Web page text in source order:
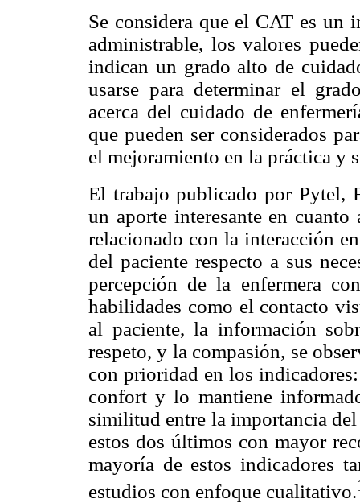
Se considera que el CAT es un
administrable, los valores
indican un grado alto de
usarse para determinar el
acerca del cuidado de
que pueden ser considerados
el mejoramiento en la práctica y
El trabajo publicado por Pytel,
un aporte interesante en
relacionado con la interacción
del paciente respecto a sus
percepción de la enfermera
habilidades como el contacto
al paciente, la información
respeto, y la compasión, se
con prioridad en los
confort y lo mantiene
similitud entre la importancia
estos dos últimos con mayor
mayoría de estos indicadores
estudios con enfoque cualitativo.